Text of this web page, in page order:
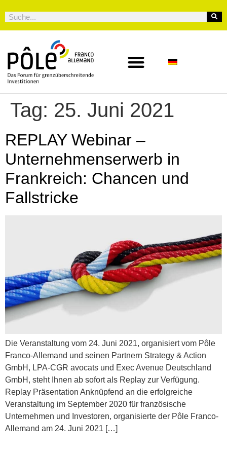
Tag: 25. Juni 2021
REPLAY Webinar –
Unternehmenserwerb in
Frankreich: Chancen und
Fallstricke
Die Veranstaltung vom 24. Juni 2021, organisiert vom Pôle
Franco-Allemand und seinen Partnern Strategy & Action
GmbH, LPA-CGR avocats und Exec Avenue Deutschland
GmbH, steht Ihnen ab sofort als Replay zur Verfügung.
Replay Präsentation Anknüpfend an die erfolgreiche
Veranstaltung im September 2020 für französische
Unternehmen und Investoren, organisierte der Pôle Franco-
Allemand am 24. Juni 2021 […]